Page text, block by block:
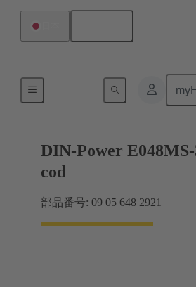
マザーボード ツー ドーターカ
DIN-Power
cod
部品番号: 09 05 648 2921